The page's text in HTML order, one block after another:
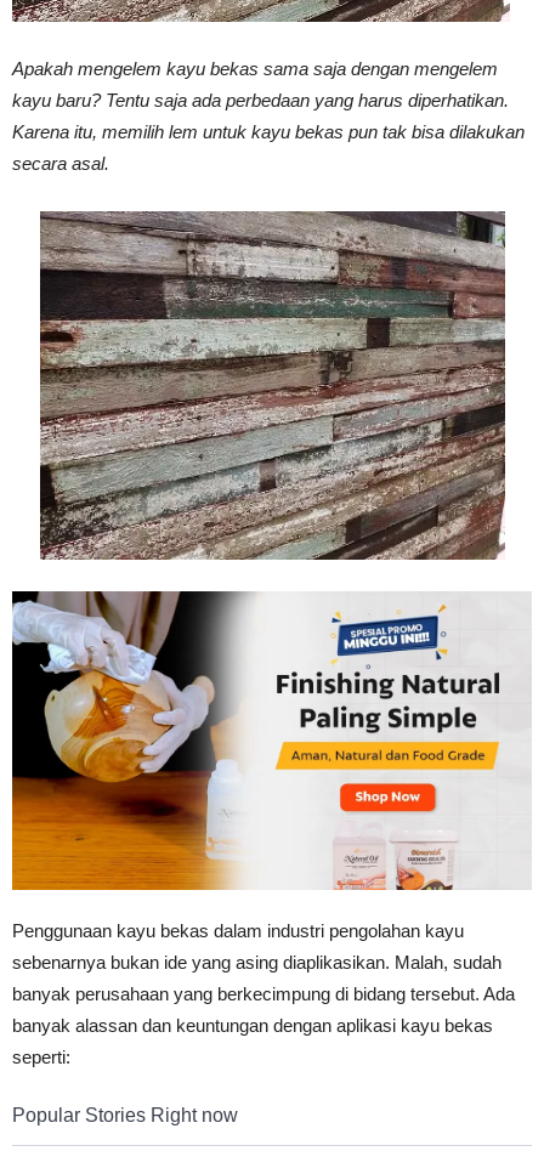
Kering,
Kuat
Tahan
Lama
Apakah mengelem kayu bekas sama saja dengan mengelem
kayu baru? Tentu saja ada perbedaan yang harus diperhatikan.
Karena itu, memilih lem untuk kayu bekas pun tak bisa dilakukan
secara asal.
Penggunaan kayu bekas dalam industri pengolahan kayu
sebenarnya bukan ide yang asing diaplikasikan. Malah, sudah
banyak perusahaan yang berkecimpung di bidang tersebut. Ada
banyak alassan dan keuntungan dengan aplikasi kayu bekas
seperti:
Popular Stories Right now